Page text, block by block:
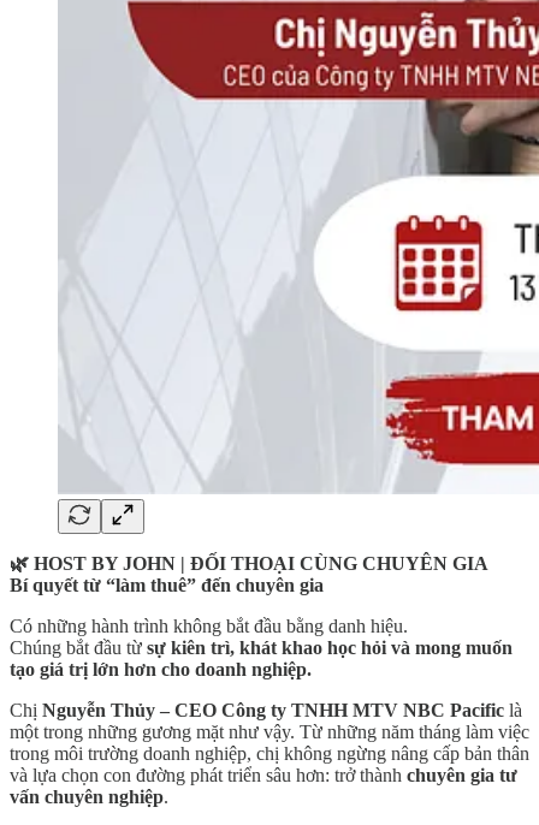
🌿 HOST BY JOHN | ĐỐI THOẠI CÙNG CHUYÊN GIA
Bí quyết từ “làm thuê” đến chuyên gia
Có những hành trình không bắt đầu bằng danh hiệu.
Chúng bắt đầu từ sự kiên trì, khát khao học hỏi và mong muốn
tạo giá trị lớn hơn cho doanh nghiệp.
Chị Nguyễn Thủy – CEO Công ty TNHH MTV NBC Pacific là
một trong những gương mặt như vậy. Từ những năm tháng làm việc
trong môi trường doanh nghiệp, chị không ngừng nâng cấp bản thân
và lựa chọn con đường phát triển sâu hơn: trở thành chuyên gia tư
vấn chuyên nghiệp.